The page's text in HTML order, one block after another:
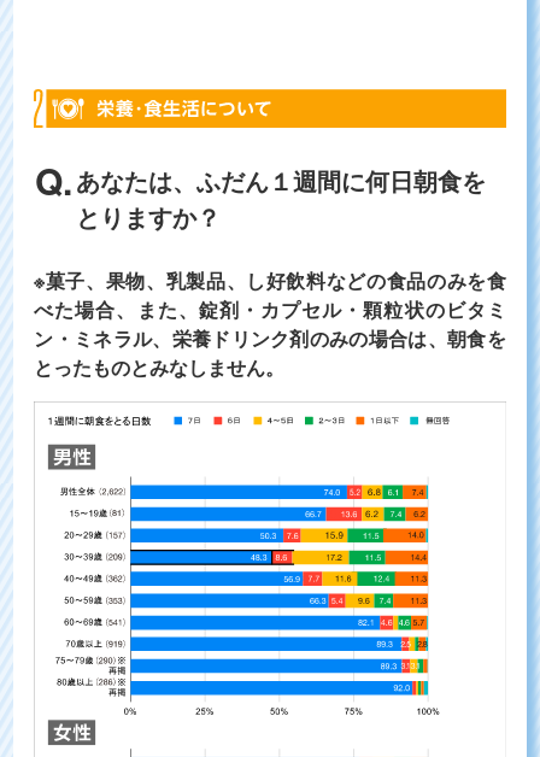
あなたは、ふだん１週間に何日朝食を
とりますか？
※菓子、果物、乳製品、し好飲料などの食品のみを食
べた場合、また、錠剤・カプセル・顆粒状のビタミ
ン・ミネラル、栄養ドリンク剤のみの場合は、朝食を
とったものとみなしません。